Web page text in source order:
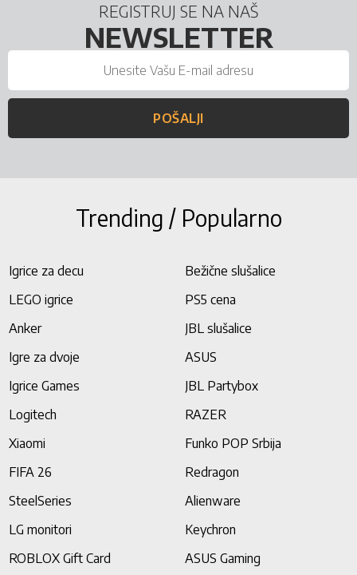
REGISTRUJ SE NA NAŠ
NEWSLETTER
POŠALJI
Trending / Popularno
Igrice za decu
Bežične slušalice
LEGO igrice
PS5 cena
Anker
JBL slušalice
Igre za dvoje
ASUS
Igrice Games
JBL Partybox
Logitech
RAZER
Xiaomi
Funko POP Srbija
FIFA 26
Redragon
SteelSeries
Alienware
LG monitori
Keychron
ROBLOX Gift Card
ASUS Gaming